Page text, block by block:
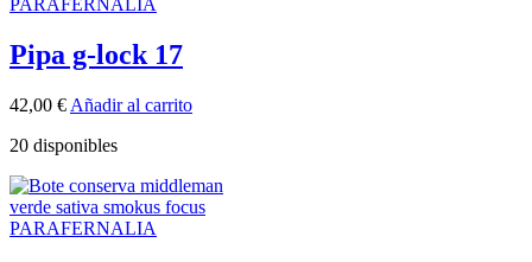
PARAFERNALIA
Pipa g-lock 17
42,00 € Añadir al carrito
20 disponibles
PARAFERNALIA